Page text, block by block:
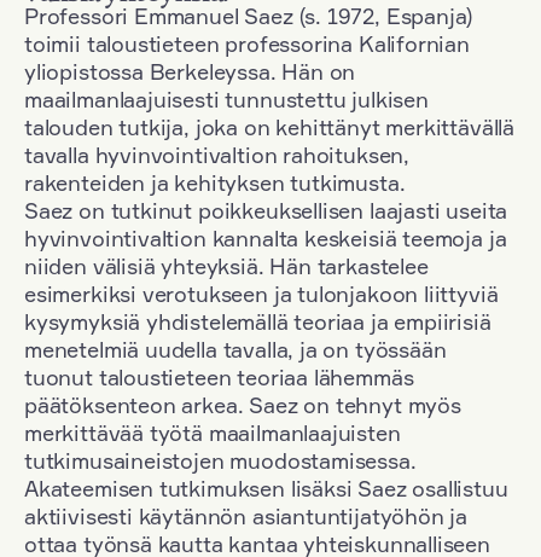
Professori Emmanuel Saez (s. 1972, Espanja)
toimii taloustieteen professorina Kalifornian
yliopistossa Berkeleyssa. Hän on
maailmanlaajuisesti tunnustettu julkisen
talouden tutkija, joka on kehittänyt merkittävällä
tavalla hyvinvointivaltion rahoituksen,
rakenteiden ja kehityksen tutkimusta.
Saez on tutkinut poikkeuksellisen laajasti useita
hyvinvointivaltion kannalta keskeisiä teemoja ja
niiden välisiä yhteyksiä. Hän tarkastelee
esimerkiksi verotukseen ja tulonjakoon liittyviä
kysymyksiä yhdistelemällä teoriaa ja empiirisiä
menetelmiä uudella tavalla, ja on työssään
tuonut taloustieteen teoriaa lähemmäs
päätöksenteon arkea. Saez on tehnyt myös
merkittävää työtä maailmanlaajuisten
tutkimusaineistojen muodostamisessa.
Akateemisen tutkimuksen lisäksi Saez osallistuu
aktiivisesti käytännön asiantuntijatyöhön ja
ottaa työnsä kautta kantaa yhteiskunnalliseen